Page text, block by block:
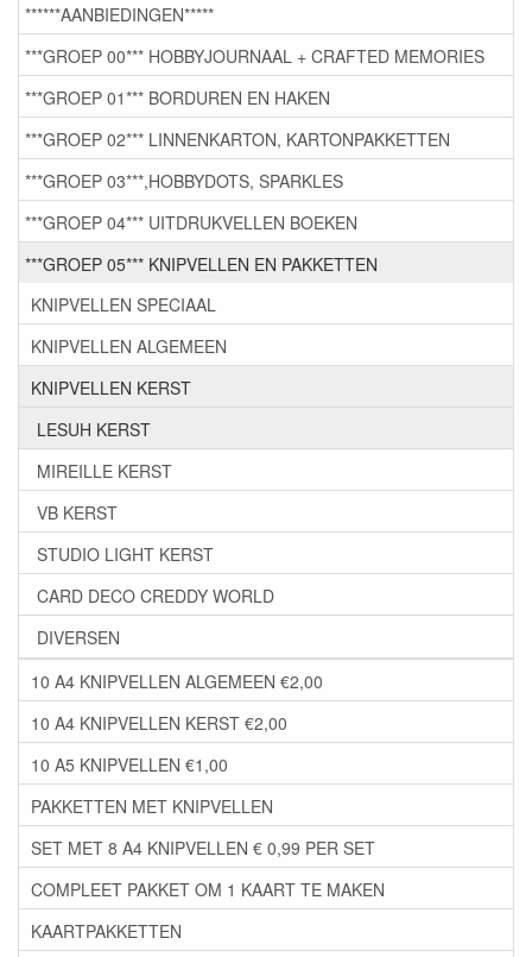
******AANBIEDINGEN*****
***GROEP 00*** HOBBYJOURNAAL + CRAFTED MEMORIES
***GROEP 01*** BORDUREN EN HAKEN
***GROEP 02*** LINNENKARTON, KARTONPAKKETTEN
***GROEP 03***,HOBBYDOTS, SPARKLES
***GROEP 04*** UITDRUKVELLEN BOEKEN
***GROEP 05*** KNIPVELLEN EN PAKKETTEN
KNIPVELLEN SPECIAAL
KNIPVELLEN ALGEMEEN
KNIPVELLEN KERST
LESUH KERST
MIREILLE KERST
VB KERST
STUDIO LIGHT KERST
CARD DECO CREDDY WORLD
DIVERSEN
10 A4 KNIPVELLEN ALGEMEEN €2,00
10 A4 KNIPVELLEN KERST €2,00
10 A5 KNIPVELLEN €1,00
PAKKETTEN MET KNIPVELLEN
SET MET 8 A4 KNIPVELLEN € 0,99 PER SET
COMPLEET PAKKET OM 1 KAART TE MAKEN
KAARTPAKKETTEN